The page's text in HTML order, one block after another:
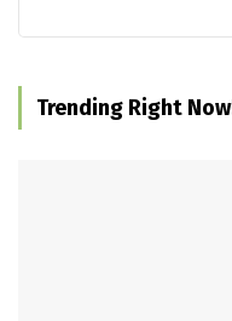
Trending Right